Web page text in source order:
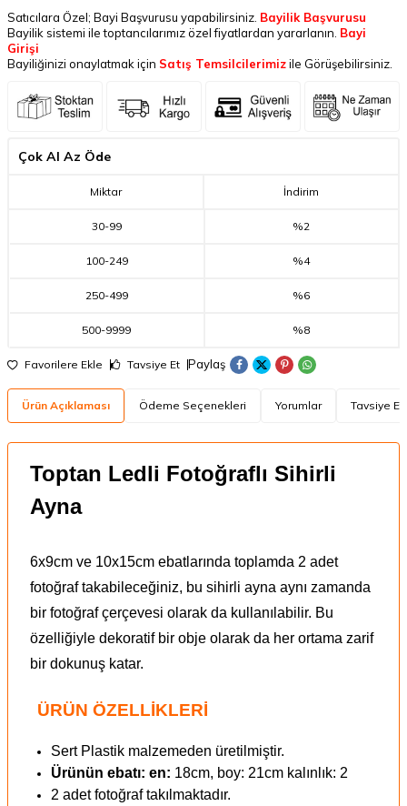
Satıcılara Özel; Bayi Başvurusu yapabilirsiniz. Bayilik Başvurusu
Bayilik sistemi ile toptancılarımız özel fiyatlardan yararlanın. Bayi
Girişi
Bayiliğinizi onaylatmak için Satış Temsilcilerimizile Görüşebilirsiniz.
Çok Al Az Öde
Miktar İndirim
30-99 %2
100-249 %4
250-499 %6
500-9999 %8
Favorilere Ekle Tavsiye Et Paylaş
Ürün Açıklaması Ödeme Seçenekleri Yorumlar Tavsiye Et
Toptan Ledli Fotoğraflı Sihirli
Ayna
6x9cm ve 10x15cm ebatlarında toplamda 2 adet
fotoğraf takabileceğiniz, bu sihirli ayna aynı zamanda
bir fotoğraf çerçevesi olarak da kullanılabilir. Bu
özelliğiyle dekoratif bir obje olarak da her ortama zarif
bir dokunuş katar.
ÜRÜN ÖZELLİKLERİ
Sert Plastik malzemeden üretilmiştir.
Ürünün ebatı: en: 18cm, boy: 21cm kalınlık: 2
2 adet fotoğraf takılmaktadır.